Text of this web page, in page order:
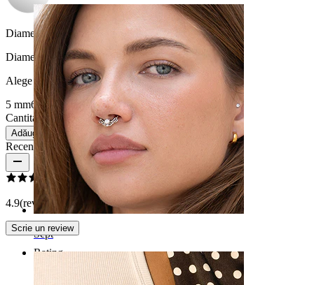
Sept
Diametru stretching:
Diametru:
Alege Diametru
5 mm6 mm8 mm 10 mm12 mm14 mm16 mm
Cantitate: 1 Schimbă
Adăugă în coș
Recenzii produs
4.9(review-uri 39)
Scrie un review
Rating